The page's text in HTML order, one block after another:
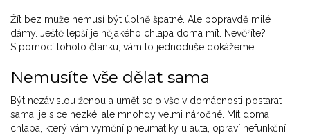
Žít bez muže nemusí být úplně špatné. Ale popravdě milé
dámy. Ještě lepší je nějakého chlapa doma mít. Nevěříte?
S pomocí tohoto článku, vám to jednoduše dokážeme!
Nemusíte vše dělat sama
Být nezávislou ženou a umět se o vše v domácnosti postarat
sama, je sice hezké, ale mnohdy velmi náročné. Mít doma
chlapa, který vám vymění pneumatiky u auta, opraví nefunkční